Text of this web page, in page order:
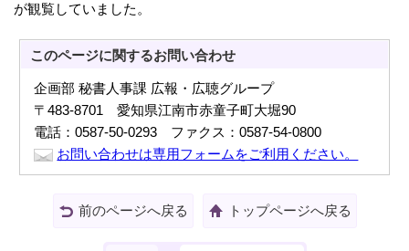
が観覧していました。
このページに関するお問い合わせ
企画部 秘書人事課 広報・広聴グループ
〒483-8701 愛知県江南市赤童子町大堀90
電話：0587-50-0293 ファクス：0587-54-0800
お問い合わせは専用フォームをご利用ください。
前のページへ戻る トップページへ戻る